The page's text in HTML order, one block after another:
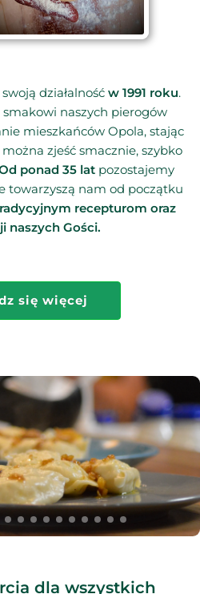
dla wszystkich
działalność w 1991 roku.
naszych pierogów
mieszkańców Opola, stając
zjeść smacznie, szybko
ponad 35 latpozostajemy
towarzyszą nam od początku
recepturom oraz
naszych Gości.
się więcej